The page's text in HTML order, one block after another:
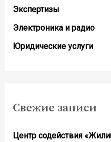
Экспертизы
Электроника и радио
Юридические услуги
Свежие записи
Центр содействия